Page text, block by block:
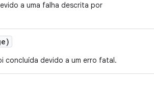
a uma falha descrita por
concluída devido a um erro fatal.